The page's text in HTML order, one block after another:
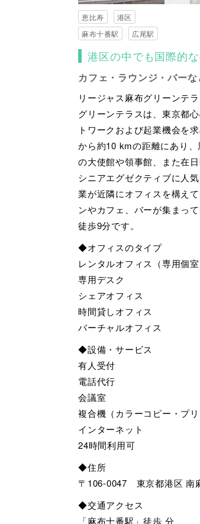
恵比寿
港区
麻布十番駅
広尾駅
港区の中でも国際的
カフェ・ラウンジ・バー
リージャス麻布グリーンテ
グリーンテラスは、東京都
トワークおよび起業機会を
から約10 kmの距離にあり
の大使館や領事館、また在
シニアエグゼクティブに人
業が近隣にオフィスを構え
ンやカフェ、バーが集まっ
徒歩9分です。
◆オフィスのタイプ
レンタルオフィス（専用個室
専用デスク
シェアオフィス
時間貸しオフィス
バーチャルオフィス
◆設備・サービス
有人受付
電話代行
会議室
複合機（カラーコピー・プリ
インターネット
24時間利用可
◆住所
〒106-0047 東京都港区 南
◆交通アクセス
「麻布十番駅」徒歩 分